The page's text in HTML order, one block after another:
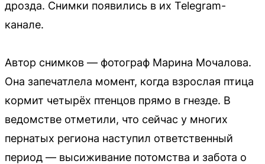
дрозда. Снимки появились в их Telegram-
канале.
Автор снимков — фотограф Марина Мочалова.
Она запечатлела момент, когда взрослая птица
кормит четырёх птенцов прямо в гнезде. В
ведомстве отметили, что сейчас у многих
пернатых региона наступил ответственный
период — высиживание потомства и забота о